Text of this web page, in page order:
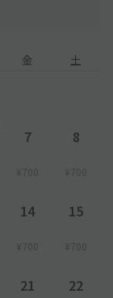
金 土
7
¥700
8
¥700
14
¥700
15
¥700
21 22